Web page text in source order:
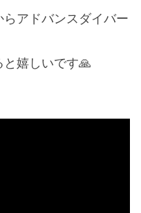
アドバンスダイバー
嬉しいです🙏